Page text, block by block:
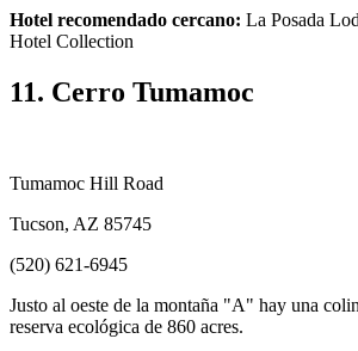
Hotel recomendado cercano: La Posada
Hotel Collection
11. Cerro Tumamoc
Tumamoc Hill Road
Tucson, AZ 85745
(520) 621-6945
Justo al oeste de la montaña "A" hay una
reserva ecológica de 860 acres.